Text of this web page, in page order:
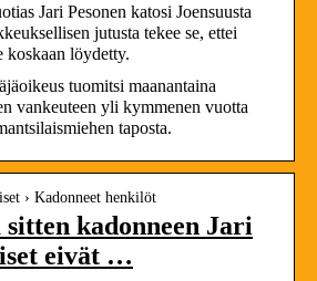
Jari Pesonen katosi Joensuusta
jutusta tekee se, ettei
koskaan löydetty.
tuomitsi maanantaina
vankeuteen yli kymmenen vuotta
taposta.
› Kadonneet henkilöt
kadonneen Jari
eivät …